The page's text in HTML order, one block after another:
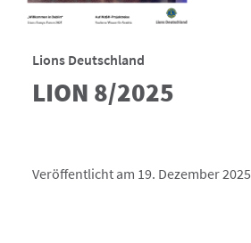
Lions Deutschland
LION 8/2025
Veröffentlicht am 19. Dezember 2025